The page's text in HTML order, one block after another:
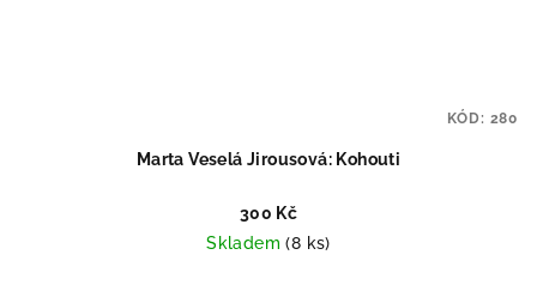
Marta Veselá Jirousová: Kohouti
300 Kč
Skladem(8 ks)
KÓD: 280